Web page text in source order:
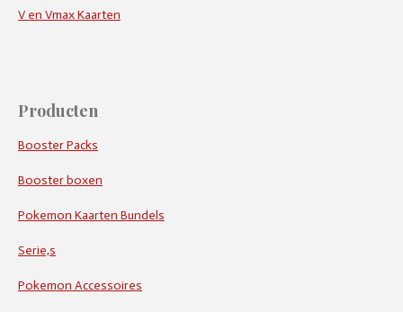
V en Vmax Kaarten
Producten
Booster Packs
Booster boxen
Pokemon Kaarten Bundels
Serie,s
Pokemon Accessoires